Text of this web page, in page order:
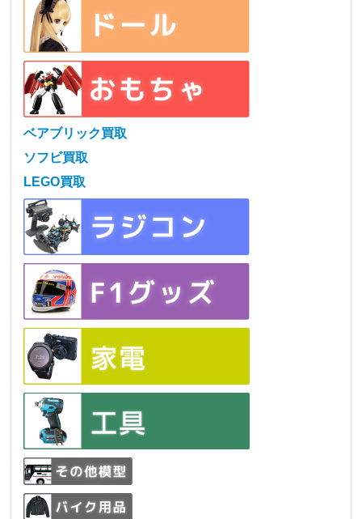
ベアブリック買取
ソフビ買取
LEGO買取